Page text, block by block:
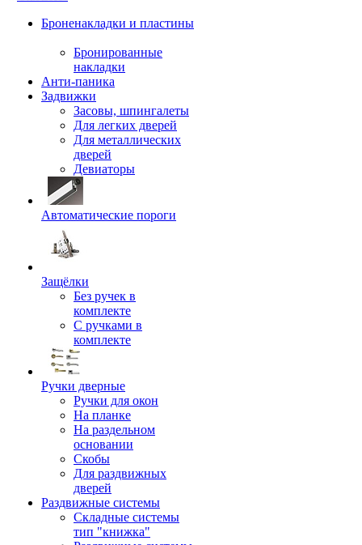
Броненакладки и пластины
Бронированные
накладки
Анти-паника
Задвижки
Засовы, шпингалеты
Для легких дверей
Для металлических
дверей
Девиаторы
Автоматические пороги
Защёлки
Без ручек в
комплекте
С ручками в
комплекте
Ручки дверные
Ручки для окон
На планке
На раздельном
основании
Скобы
Для раздвижных
дверей
Раздвижные системы
Складные системы
тип "книжка"